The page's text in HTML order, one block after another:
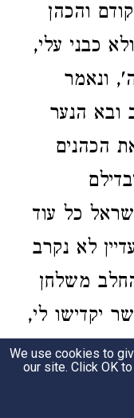
והכהן
כבני עלי,
ונאמר
ובא הנער
הכהנים
כל עוד
לא נקרב
משלחן
יקדישו לי,
שלי
להם
We use cookies to
our site. Click OK